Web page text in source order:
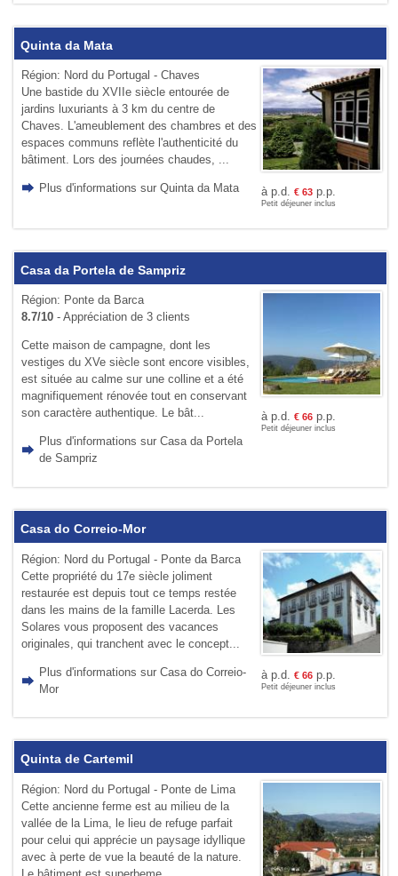
Quinta da Mata
Région: Nord du Portugal - Chaves
Une bastide du XVIIe siècle entourée de
jardins luxuriants à 3 km du centre de
Chaves. L'ameublement des chambres et des
espaces communs reflète l'authenticité du
bâtiment. Lors des journées chaudes, ...
Plus d'informations sur Quinta da Mata à p.d. € 63p.p.
Petit déjeuner inclus
Casa da Portela de Sampriz
Région: Ponte da Barca
8.7/10- Appréciation de 3 clients
Cette maison de campagne, dont les
vestiges du XVe siècle sont encore visibles,
est située au calme sur une colline et a été
magnifiquement rénovée tout en conservant
son caractère authentique. Le bât...
Plus d'informations sur Casa da Portela
de Sampriz
à p.d. € 66p.p.
Petit déjeuner inclus
Casa do Correio-Mor
Région: Nord du Portugal - Ponte da Barca
Cette propriété du 17e siècle joliment
restaurée est depuis tout ce temps restée
dans les mains de la famille Lacerda. Les
Solares vous proposent des vacances
originales, qui tranchent avec le concept...
Plus d'informations sur Casa do Correio-
Mor
à p.d. € 66p.p.
Petit déjeuner inclus
Quinta de Cartemil
Région: Nord du Portugal - Ponte de Lima
Cette ancienne ferme est au milieu de la
vallée de la Lima, le lieu de refuge parfait
pour celui qui apprécie un paysage idyllique
avec à perte de vue la beauté de la nature.